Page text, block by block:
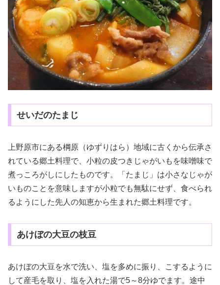
せいだのたまじ
上野原市にある棡原（ゆずりはら）地域に古くから伝承さ
れている郷土料理で、小粒の皮つきじゃがいもを味噌味で
煮っころがしにしたものです。「たまじ」は小さなじゃが
いものことを意味しますが小粒でも無駄にせず、食べられ
るようにした先人の知恵から生まれた郷土料理です。
あけぼの大豆の枝豆
あけぼの大豆を水で洗い、塩を多めに振り、こするように
して産毛を取り、塩を入れた湯で5～8分ゆでます。途中